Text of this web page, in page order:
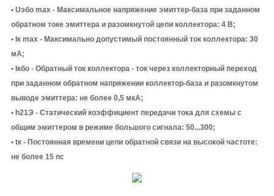
• Uэбо max - Максимальное напряжение эмиттер-база при заданном
обратном токе эмиттера и разомкнутой цепи коллектора: 4 В;
• Iк max - Максимально допустимый постоянный ток коллектора: 30
мА;
• Iкбо - Обратный ток коллектора - ток через коллекторный переход
при заданном обратном напряжении коллектор-база и разомкнутом
выводе эмиттера: не более 0,5 мкА;
• h21Э - Статический коэффициент передачи тока для схемы с
общим эмиттером в режиме большого сигнала: 50...300;
• tк - Постоянная времени цепи обратной связи на высокой частоте:
не более 15 пс